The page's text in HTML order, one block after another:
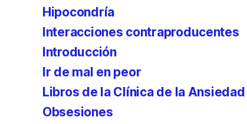
Hipocondría
Interacciones contraproducentes
Introducción
Ir de mal en peor
Libros de la Clínica de la Ansiedad
Obsesiones